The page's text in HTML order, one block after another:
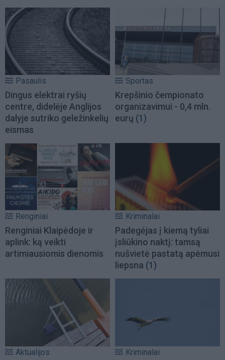
Pasaulis
Dingus elektrai ryšių
centre, didelėje Anglijos
dalyje sutriko geležinkelių
eismas
Sportas
Krepšinio čempionato
organizavimui - 0,4 mln.
eurų (1)
Renginiai
Renginiai Klaipėdoje ir
aplink: ką veikti
artimiausiomis dienomis
Kriminalai
Padegėjas į kiemą tyliai
įsliūkino naktį: tamsą
nušvietė pastatą apėmusi
liepsna (1)
Aktualijos Kriminalai